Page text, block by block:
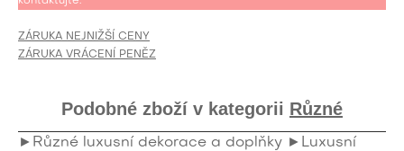
ZÁRUKA NEJNIŽŠÍ CENY
ZÁRUKA VRÁCENÍ PENĚZ
Podobné zboží v kategorii Různé
►Různé luxusní dekorace a doplňky ►Luxusní